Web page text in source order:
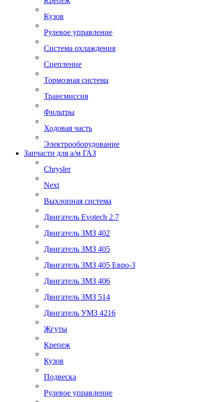
Кузов
Рулевое управление
Система охлаждения
Сцепление
Тормозная система
Трансмиссия
Фильтры
Ходовая часть
Электрооборудование
Запчасти для а/м ГАЗ
Chrysler
Next
Выхлопная система
Двигатель Evotech 2.7
Двигатель ЗМЗ 402
Двигатель ЗМЗ 405
Двигатель ЗМЗ 405 Евро-3
Двигатель ЗМЗ 406
Двигатель ЗМЗ 514
Двигатель УМЗ 4216
Жгуты
Крепеж
Кузов
Подвеска
Рулевое управление